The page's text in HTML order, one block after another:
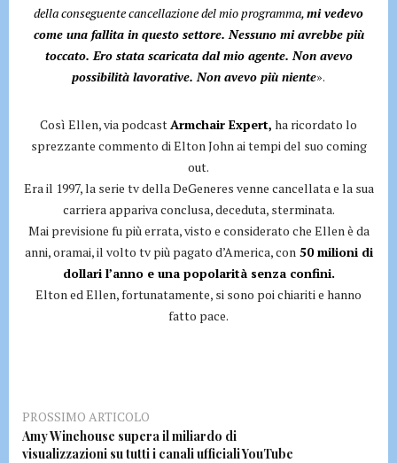
della conseguente cancellazione del mio programma,mi vedevo
come una fallita in questo settore. Nessuno mi avrebbe più
toccato. Ero stata scaricata dal mio agente. Non avevo
possibilità lavorative. Non avevo più niente».
Così Ellen, via podcastArmchair Expert, ha ricordato lo
sprezzante commento di Elton John ai tempi del suo coming
out.
Era il 1997, la serie tv della DeGeneres venne cancellata e la sua
carriera appariva conclusa, deceduta, sterminata.
Mai previsione fu più errata, visto e considerato che Ellen è da
anni, oramai, il volto tv più pagato d’America, con50 milioni di
dollari l’anno e una popolarità senza confini.
Elton ed Ellen, fortunatamente, si sono poi chiariti e hanno
fatto pace.
PROSSIMO ARTICOLO
Amy Winehouse supera il miliardo di
visualizzazioni su tutti i canali ufficiali YouTube